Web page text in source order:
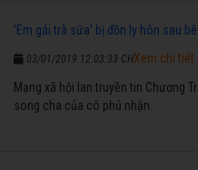
'Em gái trà sữa' bị đồn ly hôn sau
03/01/2019 12:03:33 CH
Mạng xã hội lan truyền tin Chương
song cha của cô phủ nhận.
Xem chi tiết